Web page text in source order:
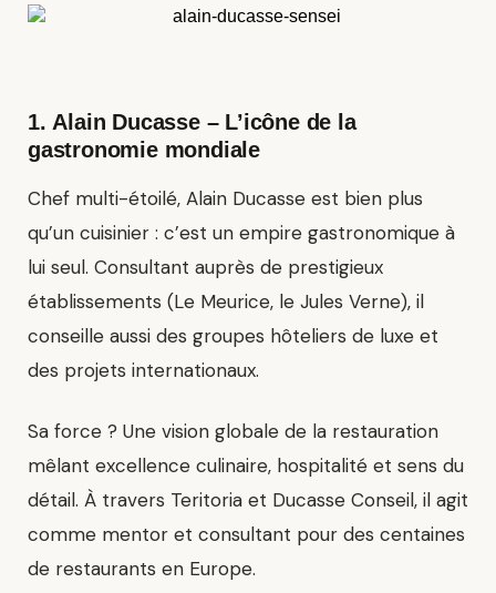
1. Alain Ducasse– L’icône de la
gastronomie mondiale
Chef multi-étoilé, Alain Ducasse est bien plus
qu’un cuisinier : c’est un empire gastronomique à
lui seul. Consultant auprès de prestigieux
établissements (Le Meurice, le Jules Verne), il
conseille aussi des groupes hôteliers de luxe et
des projets internationaux.
Sa force ? Une vision globale de la restauration
mêlant excellence culinaire, hospitalité et sens du
détail. À travers Teritoria et Ducasse Conseil, il agit
comme mentor et consultant pour des centaines
de restaurants en Europe.